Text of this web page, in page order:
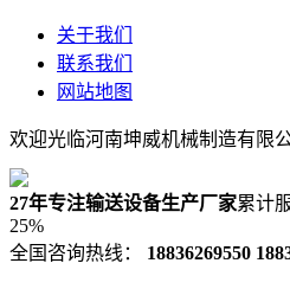
关于我们
联系我们
网站地图
欢迎光临河南坤威机械制造有限公
27年专注输送设备生产厂家累计
25%
全国咨询热线：
18836269550